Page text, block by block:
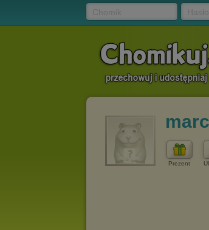
Prezent